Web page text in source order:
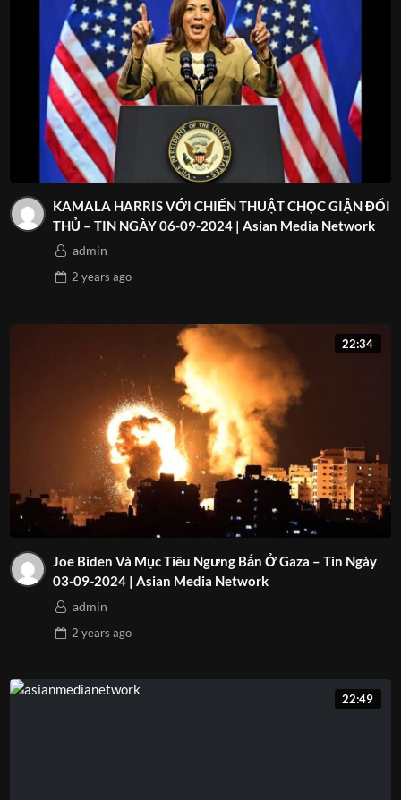
KAMALA HARRIS VỚI CHIẾN THUẬT CHỌC GIẬN ĐỐI
THỦ – TIN NGÀY 06-09-2024 | Asian Media Network
admin
2 years ago
22:34
Joe Biden Và Mục Tiêu Ngưng Bắn Ở Gaza – Tin Ngày
03-09-2024 | Asian Media Network
admin
2 years ago
22:49